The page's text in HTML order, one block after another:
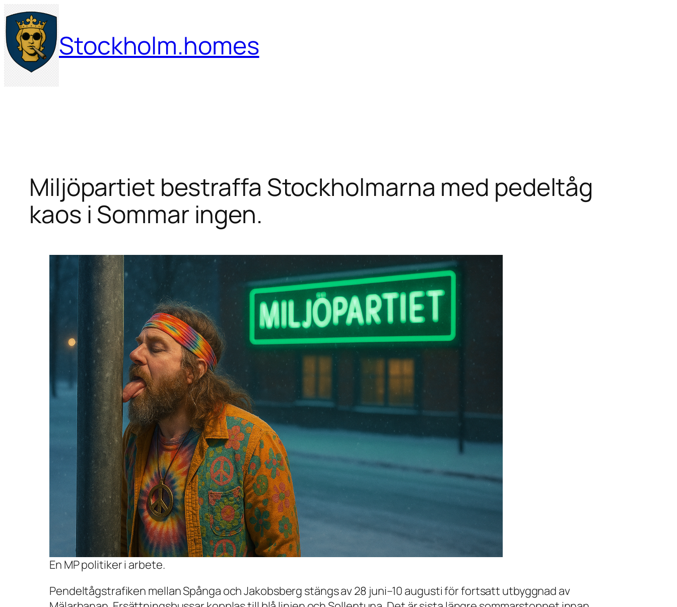
Hoppa
till
innehåll
Stockholm.homes
Miljöpartiet bestraffa Stockholmarna med pedeltåg
kaos i Sommar ingen.
En MP politiker i arbete.
Pendeltågstrafiken mellan Spånga och Jakobsberg stängs av 28 juni–10 augusti för fortsatt utbyggnad av